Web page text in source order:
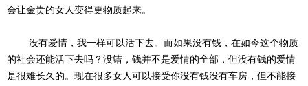
会让金贵的女人变得更物质起来。
没有爱情，我一样可以活下去。而如果没有钱，在如今这个物质
的社会还能活下去吗？没错，钱并不是爱情的全部，但没有钱的爱情
是很难长久的。现在很多女人可以接受你没有钱没有车房，但不能接